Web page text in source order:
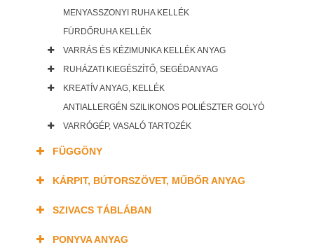
MENYASSZONYI RUHA KELLÉK
FÜRDŐRUHA KELLÉK
VARRÁS ÉS KÉZIMUNKA KELLÉK ANYAG
RUHÁZATI KIEGÉSZÍTŐ, SEGÉDANYAG
KREATÍV ANYAG, KELLÉK
ANTIALLERGÉN SZILIKONOS POLIÉSZTER GOLYÓ
VARRÓGÉP, VASALÓ TARTOZÉK
FÜGGÖNY
KÁRPIT, BÚTORSZÖVET, MŰBŐR ANYAG
SZIVACS TÁBLÁBAN
PONYVA ANYAG